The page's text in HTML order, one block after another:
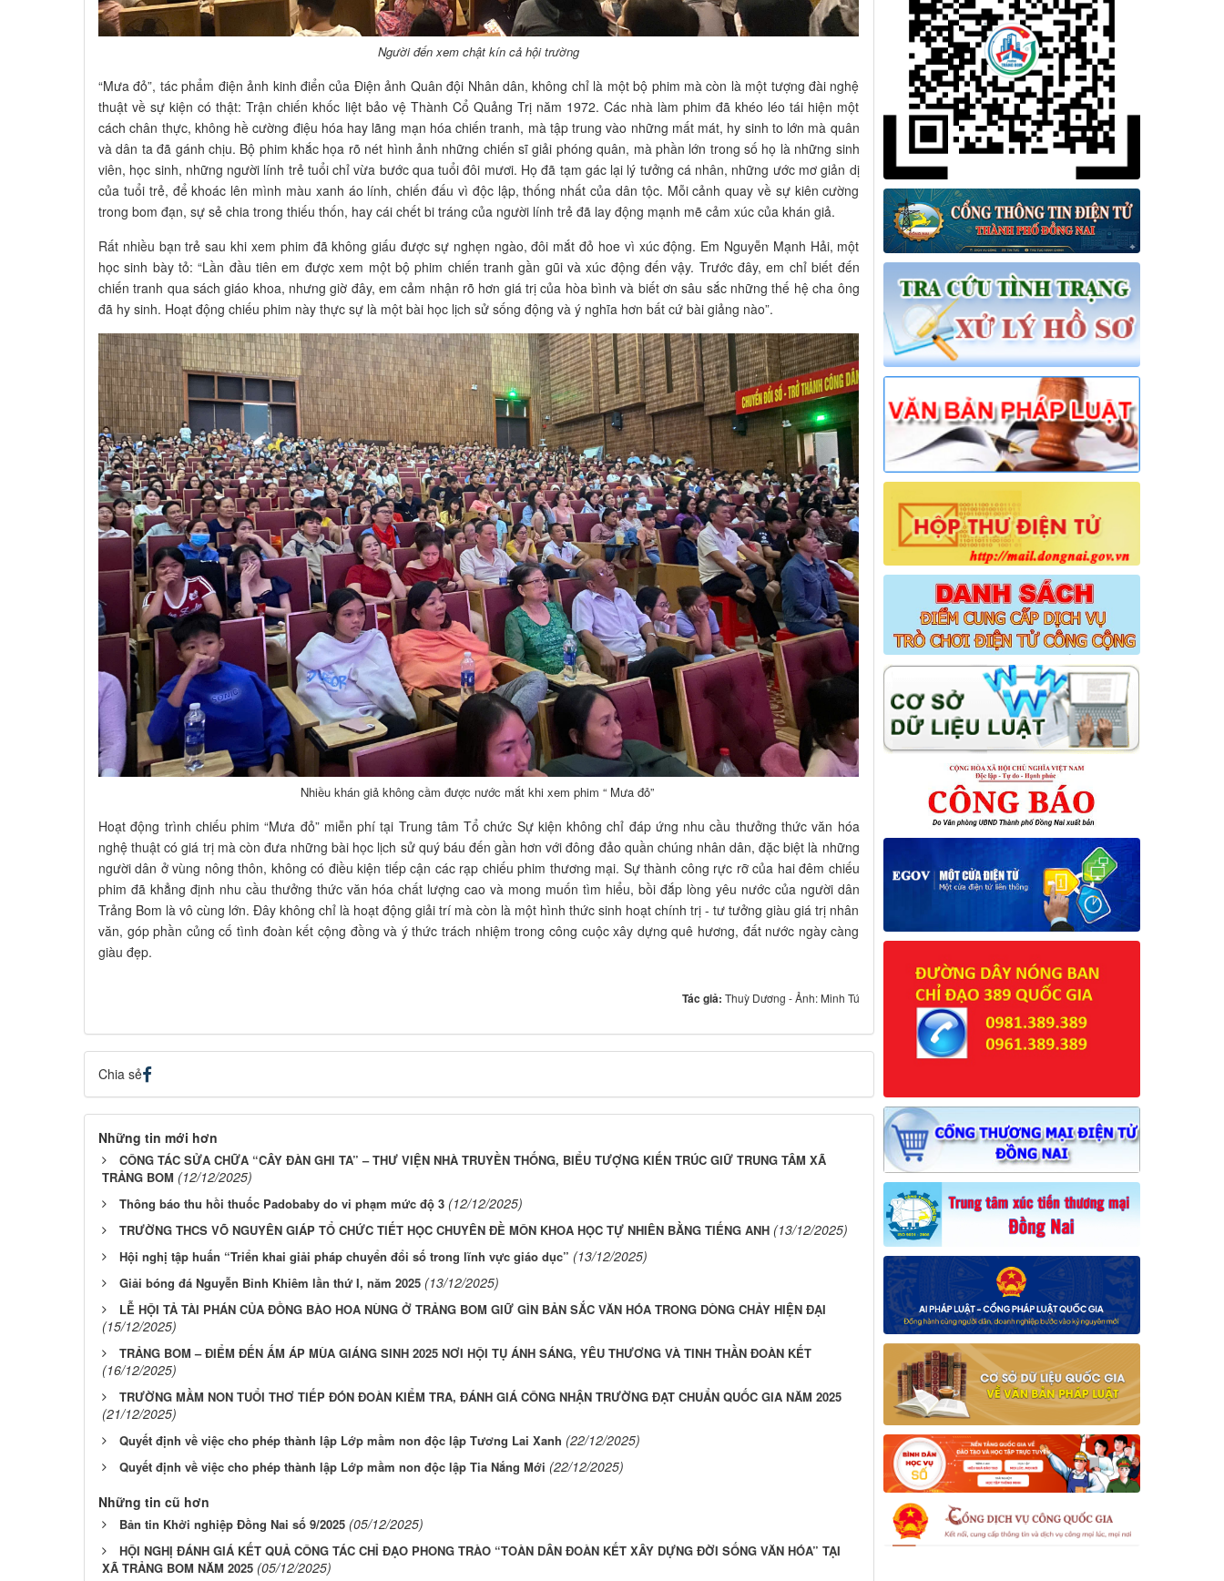
Người đến xem chật kín cả hội trường
“Mưa đỏ”, tác phẩm điện ảnh kinh điển của Điện ảnh Quân đội Nhân dân, không chỉ là một bộ phim mà còn là một tượng đài nghệ
thuật về sự kiện có thật: Trận chiến khốc liệt bảo vệ Thành Cổ Quảng Trị năm 1972. Các nhà làm phim đã khéo léo tái hiện một
cách chân thực, không hề cường điệu hóa hay lãng mạn hóa chiến tranh, mà tập trung vào những mất mát, hy sinh to lớn mà quân
và dân ta đã gánh chịu. Bộ phim khắc họa rõ nét hình ảnh những chiến sĩ giải phóng quân, mà phần lớn trong số họ là những sinh
viên, học sinh, những người lính trẻ tuổi chỉ vừa bước qua tuổi đôi mươi. Họ đã tạm gác lại lý tưởng cá nhân, những ước mơ giản dị
của tuổi trẻ, để khoác lên mình màu xanh áo lính, chiến đấu vì độc lập, thống nhất của dân tộc. Mỗi cảnh quay về sự kiên cường
trong bom đạn, sự sẻ chia trong thiếu thốn, hay cái chết bi tráng của người lính trẻ đã lay động mạnh mẽ cảm xúc của khán giả.
Rất nhiều bạn trẻ sau khi xem phim đã không giấu được sự nghẹn ngào, đôi mắt đỏ hoe vì xúc động. Em Nguyễn Mạnh Hải, một
học sinh bày tỏ: “Lần đầu tiên em được xem một bộ phim chiến tranh gần gũi và xúc động đến vậy. Trước đây, em chỉ biết đến
chiến tranh qua sách giáo khoa, nhưng giờ đây, em cảm nhận rõ hơn giá trị của hòa bình và biết ơn sâu sắc những thế hệ cha ông
đã hy sinh. Hoạt động chiếu phim này thực sự là một bài học lịch sử sống động và ý nghĩa hơn bất cứ bài giảng nào”.
Nhiều khán giả không cầm được nước mắt khi xem phim “ Mưa đỏ”
Hoạt động trình chiếu phim “Mưa đỏ” miễn phí tại Trung tâm Tổ chức Sự kiện không chỉ đáp ứng nhu cầu thưởng thức văn hóa
nghệ thuật có giá trị mà còn đưa những bài học lịch sử quý báu đến gần hơn với đông đảo quần chúng nhân dân, đặc biệt là những
người dân ở vùng nông thôn, không có điều kiện tiếp cận các rạp chiếu phim thương mại. Sự thành công rực rỡ của hai đêm chiếu
phim đã khẳng định nhu cầu thưởng thức văn hóa chất lượng cao và mong muốn tìm hiểu, bồi đắp lòng yêu nước của người dân
Trảng Bom là vô cùng lớn. Đây không chỉ là hoạt động giải trí mà còn là một hình thức sinh hoạt chính trị - tư tưởng giàu giá trị nhân
văn, góp phần củng cố tình đoàn kết cộng đồng và ý thức trách nhiệm trong công cuộc xây dựng quê hương, đất nước ngày càng
giàu đẹp.
Tác giả: Thuỳ Dương - Ảnh: Minh Tú
Chia sẻ
Những tin mới hơn
CÔNG TÁC SỬA CHỮA “CÂY ĐÀN GHI TA” – THƯ VIỆN NHÀ TRUYỀN THỐNG, BIỂU TƯỢNG KIẾN TRÚC GIỮ TRUNG TÂM XÃ
TRẢNG BOM (12/12/2025)
Thông báo thu hồi thuốc Padobaby do vi phạm mức độ 3 (12/12/2025)
TRƯỜNG THCS VÕ NGUYÊN GIÁP TỔ CHỨC TIẾT HỌC CHUYÊN ĐỀ MÔN KHOA HỌC TỰ NHIÊN BẰNG TIẾNG ANH (13/12/2025)
Hội nghị tập huấn “Triển khai giải pháp chuyển đổi số trong lĩnh vực giáo dục” (13/12/2025)
Giải bóng đá Nguyễn Bỉnh Khiêm lần thứ I, năm 2025 (13/12/2025)
LỄ HỘI TẢ TÀI PHÁN CỦA ĐỒNG BÀO HOA NÙNG Ở TRẢNG BOM GIỮ GÌN BẢN SẮC VĂN HÓA TRONG DÒNG CHẢY HIỆN ĐẠI
(15/12/2025)
TRẢNG BOM – ĐIỂM ĐẾN ẤM ÁP MÙA GIÁNG SINH 2025 NƠI HỘI TỤ ÁNH SÁNG, YÊU THƯƠNG VÀ TINH THẦN ĐOÀN KẾT
(16/12/2025)
TRƯỜNG MẦM NON TUỔI THƠ TIẾP ĐÓN ĐOÀN KIỂM TRA, ĐÁNH GIÁ CÔNG NHẬN TRƯỜNG ĐẠT CHUẨN QUỐC GIA NĂM 2025
(21/12/2025)
Quyết định về việc cho phép thành lập Lớp mầm non độc lập Tương Lai Xanh (22/12/2025)
Quyết định về việc cho phép thành lập Lớp mầm non độc lập Tia Nắng Mới (22/12/2025)
Những tin cũ hơn
Bản tin Khởi nghiệp Đồng Nai số 9/2025 (05/12/2025)
HỘI NGHỊ ĐÁNH GIÁ KẾT QUẢ CÔNG TÁC CHỈ ĐẠO PHONG TRÀO “TOÀN DÂN ĐOÀN KẾT XÂY DỰNG ĐỜI SỐNG VĂN HÓA” TẠI
XÃ TRẢNG BOM NĂM 2025 (05/12/2025)